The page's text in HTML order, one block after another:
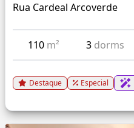
Rua Cardeal Arcoverde
110 m² 3 dorms
Destaque Especial